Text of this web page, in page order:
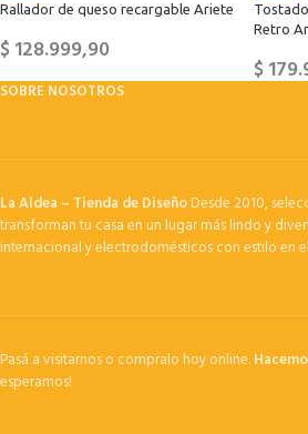
Rallador de queso recargable Ariete
$128.999,90
Retro
$
SOBRE NOSOTROS
La Aldea – Tienda de DiseñoDesde 2010,
transforman tu casa en un lugar más lindo y
internacional y electrodomésticos con estilo en
Pasá a visitarnos o compralo hoy online.
esperamos!